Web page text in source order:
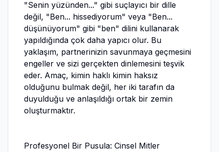
"Senin yüzünden..." gibi suçlayıcı bir dille
değil, "Ben... hissediyorum" veya "Ben...
düşünüyorum" gibi "ben" dilini kullanarak
yapıldığında çok daha yapıcı olur. Bu
yaklaşım, partnerinizin savunmaya geçmesini
engeller ve sizi gerçekten dinlemesini teşvik
eder. Amaç, kimin haklı kimin haksız
olduğunu bulmak değil, her iki tarafın da
duyulduğu ve anlaşıldığı ortak bir zemin
oluşturmaktır.
Profesyonel Bir Pusula: Cinsel Mitler